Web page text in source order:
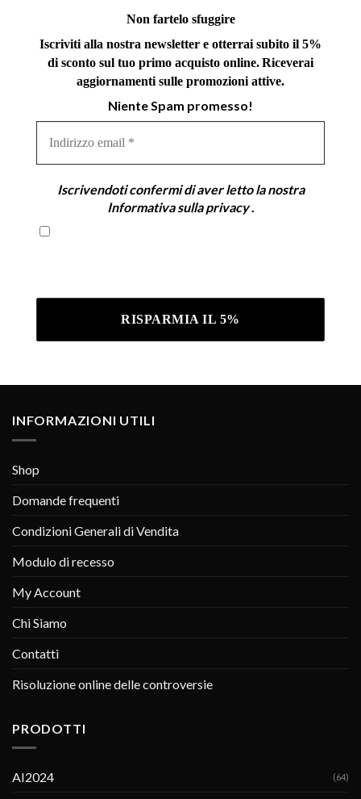
Non fartelo sfuggire
Iscriviti alla nostra newsletter e otterrai subito il 5%
di sconto sul tuo primo acquisto online.Riceverai
aggiornamenti sulle promozioni attive.
Niente Spam promesso!
email
Iscrivendoti confermi di aver letto la nostra
Informativa sulla privacy.
INFORMAZIONI UTILI
Shop
Domande frequenti
Condizioni Generali di Vendita
Modulo di recesso
My Account
Chi Siamo
Contatti
Risoluzione online delle controversie
PRODOTTI
AI2024 (64)